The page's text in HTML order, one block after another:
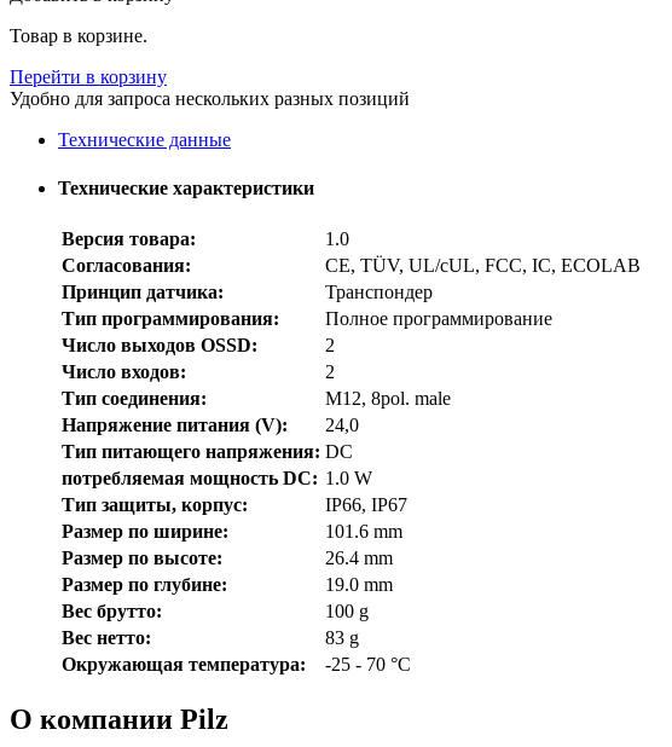
Товар в корзине.
Перейти в корзину
Удобно для запроса нескольких разных позиций
Технические данные
Технические характеристики
Версия товара:
1.0
Согласования:
CE, TÜV, UL/cUL, FCC, IC, ECOLAB
Принцип датчика:
Транспондер
Тип программирования:
Полное программирование
Число выходов OSSD:
2
Число входов:
2
Тип соединения:
M12, 8pol. male
Напряжение питания (V):
24,0
Тип питающего напряжения: DC
потребляемая мощность DC: 1.0 W
Тип защиты, корпус:
IP66, IP67
Размер по ширине:
101.6 mm
Размер по высоте:
26.4 mm
Размер по глубине:
19.0 mm
Вес брутто:
100 g
Вес нетто:
83 g
Окружающая температура:
-25 - 70 °C
О компании Pilz